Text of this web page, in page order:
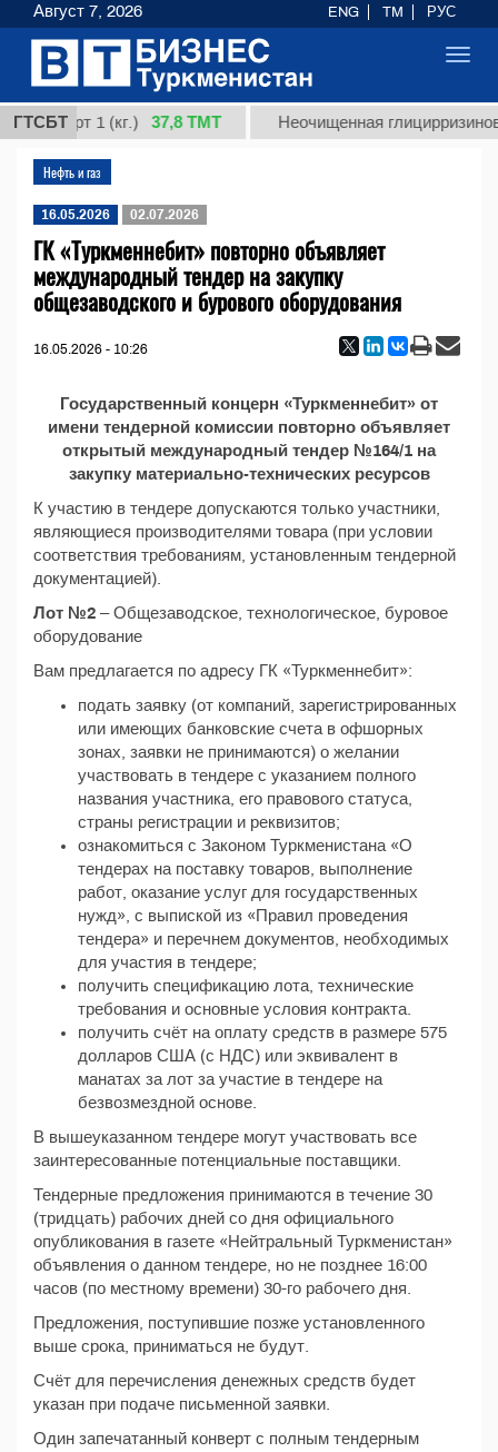
ГТСБТ
сорт 1 (кг.) 37,8 ТМТ Неочищенная
Нефть и газ
16.05.2026 02.07.2026
ГК «Туркменнебит» повторно объявляет
международный тендер на закупку
общезаводского и бурового оборудования
16.05.2026 - 10:26
Государственный концерн «Туркменнебит» от
имени тендерной комиссии повторно объявляет
открытый международный тендер №164/1 на
закупку материально-технических ресурсов
К участию в тендере допускаются только участники,
являющиеся производителями товара (при условии
соответствия требованиям, установленным тендерной
документацией).
Лот №2 – Общезаводское, технологическое, буровое
оборудование
Вам предлагается по адресу ГК «Туркменнебит»:
подать заявку (от компаний, зарегистрированных
или имеющих банковские счета в офшорных
зонах, заявки не принимаются) о желании
участвовать в тендере с указанием полного
названия участника, его правового статуса,
страны регистрации и реквизитов;
ознакомиться с Законом Туркменистана «О
тендерах на поставку товаров, выполнение
работ, оказание услуг для государственных
нужд», с выпиской из «Правил проведения
тендера» и перечнем документов, необходимых
для участия в тендере;
получить спецификацию лота, технические
требования и основные условия контракта.
получить счёт на оплату средств в размере 575
долларов США (с НДС) или эквивалент в
манатах за лот за участие в тендере на
безвозмездной основе.
В вышеуказанном тендере могут участвовать все
заинтересованные потенциальные поставщики.
Тендерные предложения принимаются в течение 30
(тридцать) рабочих дней со дня официального
опубликования в газете «Нейтральный Туркменистан»
объявления о данном тендере, но не позднее 16:00
часов (по местному времени) 30-го рабочего дня.
Предложения, поступившие позже установленного
выше срока, приниматься не будут.
Счёт для перечисления денежных средств будет
указан при подаче письменной заявки.
Один запечатанный конверт с полным тендерным
Август 7, 2026 ENG TM РУС